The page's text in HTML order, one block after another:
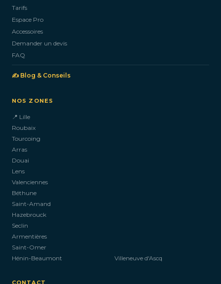
Tarifs
Espace Pro
Accessoires
Demander un devis
FAQ
✍️ Blog & Conseils
NOS ZONES
📍 Lille
Roubaix
Tourcoing
Arras
Douai
Lens
Valenciennes
Béthune
Saint-Amand
Hazebrouck
Seclin
Armentières
Saint-Omer
Hénin-Beaumont
Villeneuve d'Ascq
CONTACT